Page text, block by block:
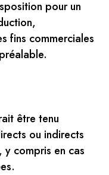
pour un
fins commerciales
être tenu
ou indirects
y compris en cas